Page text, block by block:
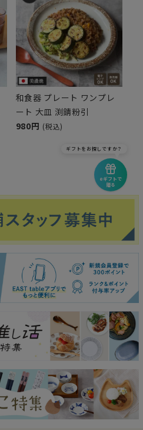
和食器 プレート ワンプレ
ート 大皿 渕錆粉引
980円 (税込)
eギフトで
贈る
ギフトをお探しですか？